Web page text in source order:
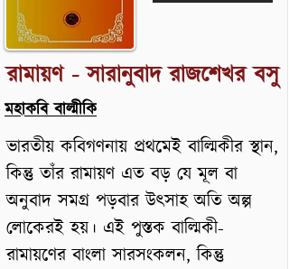
রামায়ণ - সারানুবাদ রাজশেখর বসু
মহাকবি বাল্মীকি
ভারতীয় কবিগণনায় প্রথমেই বাল্মিকীর স্থান,
কিন্তু তাঁর রামায়ণ এত বড় যে মূল বা
অনুবাদ সমগ্র পড়বার উৎসাহ অতি অল্প
লোকেরই হয়। এই পুস্তক বাল্মিকী-
রামায়ণের বাংলা সারসংকলন, কিন্তু